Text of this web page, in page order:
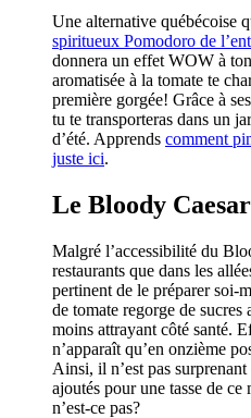
Une alternative québécoise
spiritueux Pomodoro de
donnera un effet WOW à
aromatisée à la tomate te
première gorgée! Grâce à
tu te transporteras dans un
d’été. Apprends comment
juste ici.
Le Bloody
Malgré l’accessibilité du
restaurants que dans les
pertinent de le préparer soi-
de tomate regorge de
moins attrayant côté santé.
n’apparaît qu’en onzième
Ainsi, il n’est pas
ajoutés pour une tasse de
n’est-ce pas?